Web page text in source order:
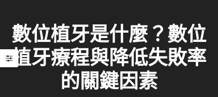
數位植牙是什麼？數位
植牙療程與降低失敗率
的關鍵因素